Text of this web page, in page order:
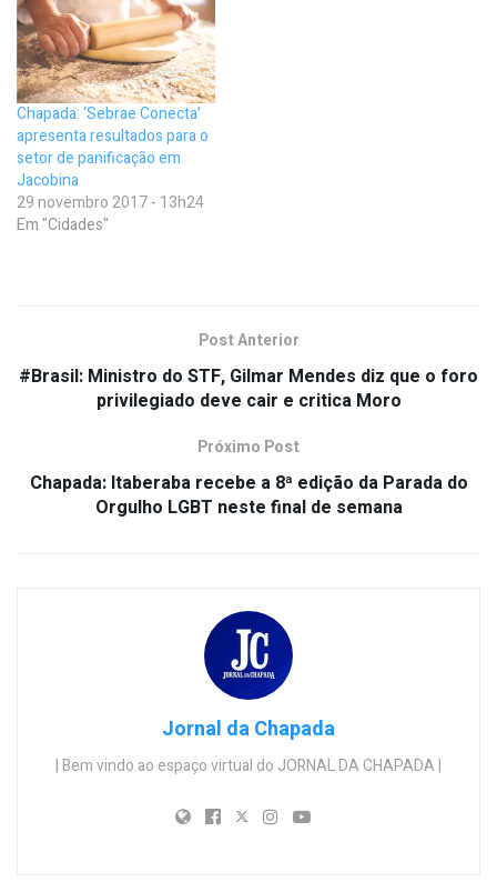
Chapada: ‘Sebrae Conecta’
apresenta resultados para o
setor de panificação em
Jacobina
29 novembro 2017 - 13h24
Em "Cidades"
Post Anterior
#Brasil: Ministro do STF, Gilmar Mendes diz que o foro
privilegiado deve cair e critica Moro
Próximo Post
Chapada: Itaberaba recebe a 8ª edição da Parada do
Orgulho LGBT neste final de semana
Jornal da Chapada
| Bem vindo ao espaço virtual do JORNAL DA CHAPADA |